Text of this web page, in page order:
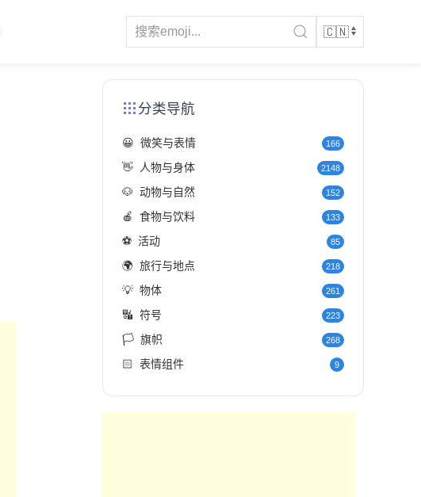
分类导航
😀 微笑与表情 166
👋 人物与身体 2148
🐶 动物与自然 152
🍎 食物与饮料 133
⚽ 活动 85
🌍 旅行与地点 218
💡 物体 261
🔣 符号 223
🏳️ 旗帜 268
🏻 表情组件 9